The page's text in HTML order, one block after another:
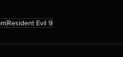
Resident Evil 9